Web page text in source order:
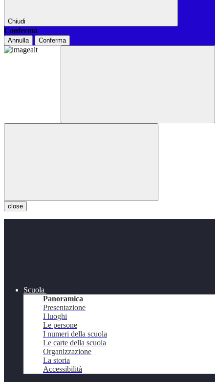
Chiudi
Conferma
Annulla Conferma
close
Scuola
Panoramica
Presentazione
I luoghi
Le persone
I numeri della scuola
Le carte della scuola
Organizzazione
La storia
Accessibilità